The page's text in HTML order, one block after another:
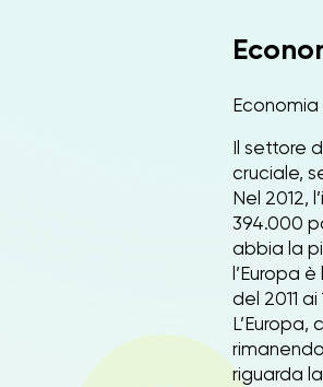
Economia
Il settore
cruciale,
Nel 2012,
394.000
abbia la
l’Europa
del 2011 ai
riguarda